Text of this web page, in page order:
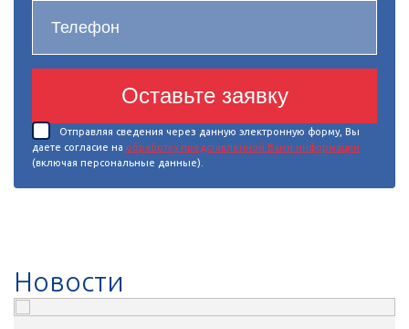
Оставьте заявку
Отправляя сведения через данную электронную форму, Вы
даете согласие на обработку представленной Вами информации
(включая персональные данные).
Новости